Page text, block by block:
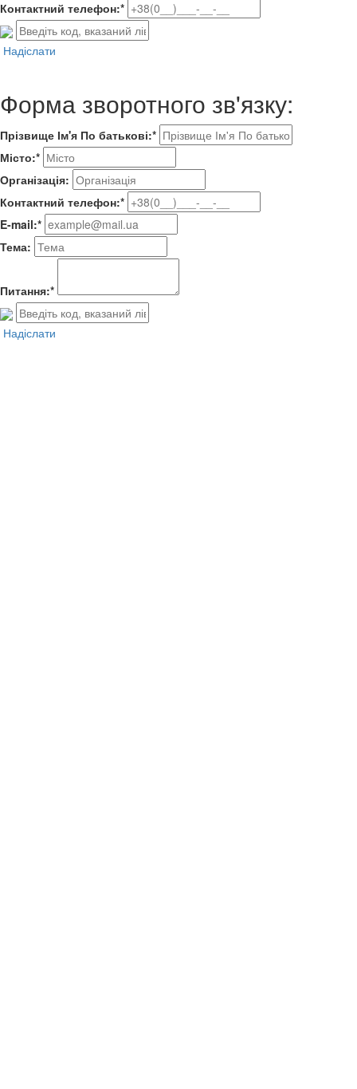
Контактний телефон:*
Надіслати
Форма зворотного зв'язку:
Прізвище Ім'я По батькові:*
Місто:*
Організація:
Контактний телефон:*
E-mail:*
Тема:
Питання:*
Надіслати